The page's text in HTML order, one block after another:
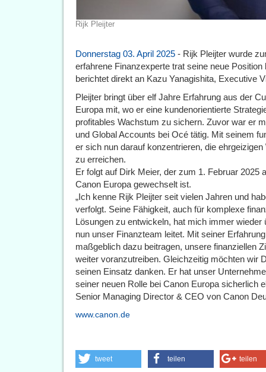
Rijk Pleijter
Donnerstag 03. April 2025 - Rijk Pleijter wurde
erfahrene Finanzexperte trat seine neue
berichtet direkt an Kazu Yanagishita, Executive
Pleijter bringt über elf Jahre Erfahrung aus der
Europa mit, wo er eine kundenorientierte
profitables Wachstum zu sichern. Zuvor war er
und Global Accounts bei Océ tätig. Mit seinem
er sich nun darauf konzentrieren, die
zu erreichen.
Er folgt auf Dirk Meier, der zum 1. Februar 2025
Canon Europa gewechselt ist.
„Ich kenne Rijk Pleijter seit vielen Jahren und
verfolgt. Seine Fähigkeit, auch für komplexe
Lösungen zu entwickeln, hat mich immer
nun unser Finanzteam leitet. Mit seiner
maßgeblich dazu beitragen, unsere finanziellen
weiter voranzutreiben. Gleichzeitig möchten wir
seinen Einsatz danken. Er hat unser
seiner neuen Rolle bei Canon Europa sicherlich
Senior Managing Director & CEO von Canon
www.canon.de
tweet teilen teilen